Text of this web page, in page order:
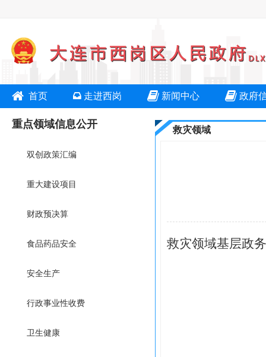
首页 走进西岗 新闻中心 政府
重点领域信息公开
双创政策汇编
重大建设项目
财政预决算
食品药品安全
安全生产
行政事业性收费
卫生健康
救灾领域
救灾领域基层政